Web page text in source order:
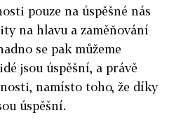
pouze na úspěšné nás
na hlavu a zaměňování
se pak můžeme
jsou úspěšní, a právě
namísto toho, že díky
úspěšní.